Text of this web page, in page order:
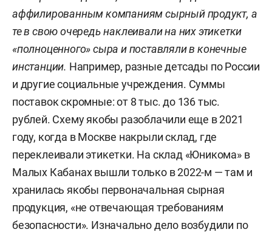
приходится племянником Мингазову по
материнской линии: мать Хусаенова
Зулайха
— родная сестра владельца некогда
обширной империи «Вамина».
Хусаенов, судя по данным сервиса
«Контур.Фокус», молочным бизнесом стал
заниматься еще до того, как стал акционером в
«Вамине» (в 2013 году). Он засветился в ряде
компаний, «живая» из которых на сегодня лишь
одна — это ООО «Юником».
аффилированным компаниям сырный продукт, а
те в свою очередь наклеивали на них этикетки
«полноценного» сыра и поставляли в конечные
инстанции. Например, разные детсады по России
и другие социальные учреждения. Суммы
поставок скромные: от 8 тыс. до 136 тыс.
рублей. Схему якобы разоблачили еще в 2021
году, когда в Москве накрыли склад, где
переклеивали этикетки. На склад «Юникома» в
Малых Кабанах вышли только в 2022-м — там и
хранилась якобы первоначальная сырная
продукция, «не отвечающая требованиям
безопасности». Изначально дело возбудили по